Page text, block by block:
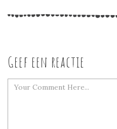
Geef een reactie